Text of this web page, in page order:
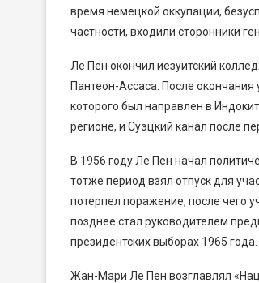
время немецкой оккупации,
частности, входили сторонники
Ле Пен окончил иезуитский
Пантеон-Ассаса. После
которого был направлен в
регионе, и Суэцкий канал после
В 1956 году Ле Пен начал
тотже период взял отпуск для
потерпел поражение, после чего
позднее стал руководителем
президентских выборах 1965 года.
Жан-Мари Ле Пен возглавлял